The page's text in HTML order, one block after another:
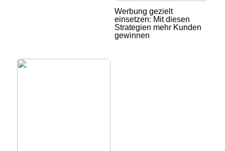
Werbung gezielt
einsetzen: Mit diesen
Strategien mehr Kunden
gewinnen